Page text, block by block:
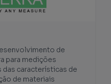
de
para medições
características de
de materiais